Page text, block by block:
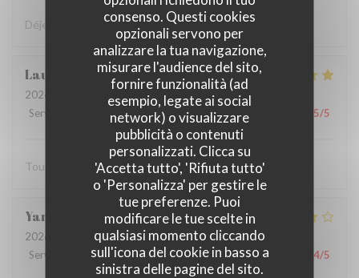
consenso. Questi cookies
opzionali servono per
analizzare la tua navigazione,
misurare l'audience del sito,
fornire funzionalità (ad
esempio, legate ai social
network) o visualizzare
pubblicità o contenuti
personalizzati. Clicca su
'Accetta tutto', 'Rifiuta tutto'
o 'Personalizza' per gestire le
tue preferenze. Puoi
modificare le tue scelte in
qualsiasi momento cliccando
sull'icona del cookie in basso a
sinistra delle pagine del sito.
Déjeuner très sympa et très bon dans la cour intérieure
Laurent
2026-07-27
- 12:15 - Ospiti 2
Servizio
Atmosfera: 5/5 Cucina: 5/5 Qualità / Prezzo 5/5
Tout est parfait
Yannick
2026-07-19
- 12:15 - Ospiti 2
Servizio
Atmosfera: 4/5 Cucina: 4/5 Qualità / Prezzo 4/5